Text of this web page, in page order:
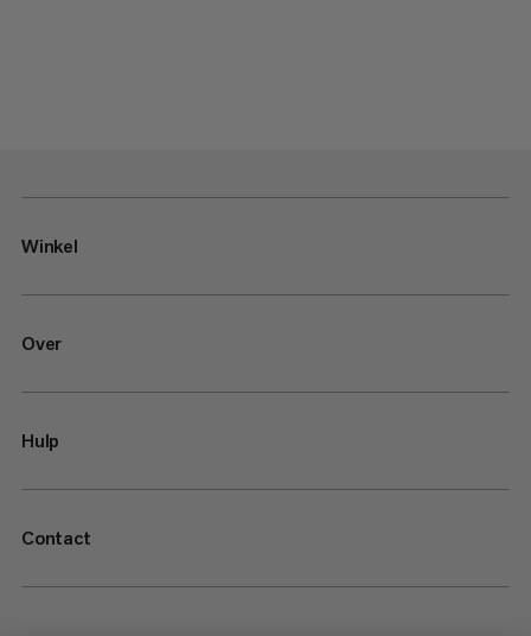
Winkel
Over
Hulp
Contact